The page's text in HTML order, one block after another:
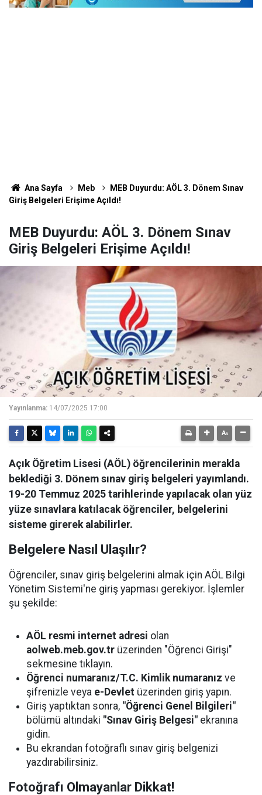
Ana Sayfa Meb
MEB Duyurdu: AÖL 3. Dönem Sınav
Giriş Belgeleri Erişime Açıldı!
MEB Duyurdu: AÖL 3. Dönem Sınav
Giriş Belgeleri Erişime Açıldı!
Yayınlanma: 14/07/2025 17:00
Açık Öğretim Lisesi (AÖL) öğrencilerinin merakla
beklediği 3. Dönem sınav giriş belgeleri yayımlandı.
19-20 Temmuz 2025 tarihlerinde yapılacak olan yüz
yüze sınavlara katılacak öğrenciler, belgelerini
sisteme girerek alabilirler.
Belgelere Nasıl Ulaşılır?
Öğrenciler, sınav giriş belgelerini almak için AÖL Bilgi
Yönetim Sistemi'ne giriş yapması gerekiyor. İşlemler
şu şekilde:
AÖL resmi internet adresi olan
aolweb.meb.gov.tr üzerinden "Öğrenci Girişi"
sekmesine tıklayın.
Öğrenci numaranız/T.C. Kimlik numaranız ve
şifrenizle veya e-Devlet üzerinden giriş yapın.
Giriş yaptıktan sonra, "Öğrenci Genel Bilgileri"
bölümü altındaki "Sınav Giriş Belgesi" ekranına
gidin.
Bu ekrandan fotoğraflı sınav giriş belgenizi
yazdırabilirsiniz.
Fotoğrafı Olmayanlar Dikkat!